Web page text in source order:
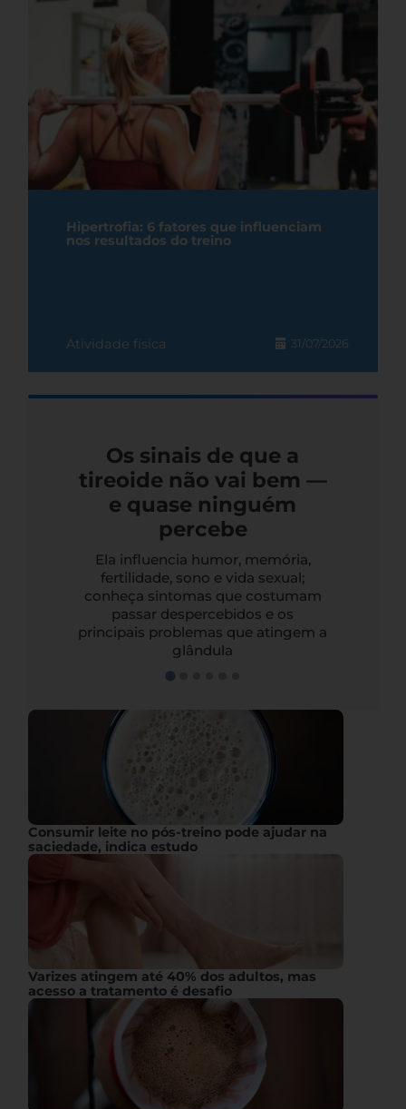
Hipertrofia: 6 fatores que influenciam
nos resultados do treino
Atividade física 31/07/2026
Os sinais de que a
tireoide não vai bem —
e quase ninguém
percebe
Ela influencia humor, memória,
fertilidade, sono e vida sexual;
conheça sintomas que costumam
passar despercebidos e os
principais problemas que atingem a
glândula
Consumir leite no pós-treino pode ajudar na
saciedade, indica estudo
Varizes atingem até 40% dos adultos, mas
acesso a tratamento é desafio